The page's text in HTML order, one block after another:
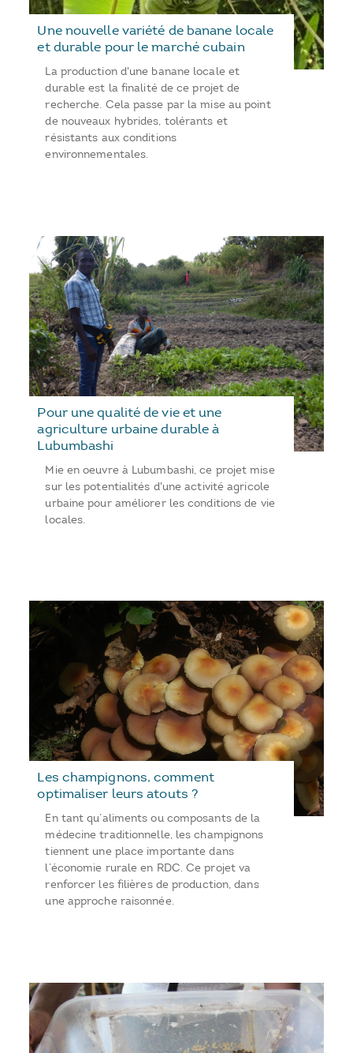
Une nouvelle variété de banane locale
et durable pour le marché cubain
La production d'une banane locale et
durable est la finalité de ce projet de
recherche. Cela passe par la mise au point
de nouveaux hybrides, tolérants et
résistants aux conditions
environnementales.
Pour une qualité de vie et une
agriculture urbaine durable à
Lubumbashi
Mie en oeuvre à Lubumbashi, ce projet mise
sur les potentialités d'une activité agricole
urbaine pour améliorer les conditions de vie
locales.
Les champignons, comment
optimaliser leurs atouts ?
En tant qu’aliments ou composants de la
médecine traditionnelle, les champignons
tiennent une place importante dans
l’économie rurale en RDC. Ce projet va
renforcer les filières de production, dans
une approche raisonnée.